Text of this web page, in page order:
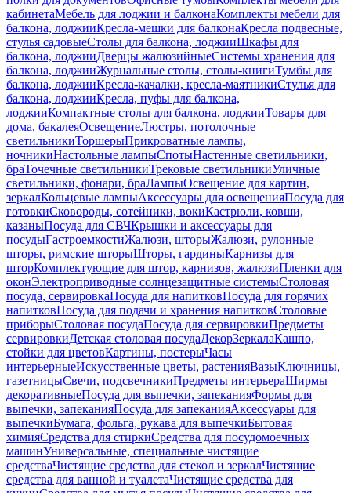
кабинетаМебель для лоджии и балконаКомплекты мебели для
балкона, лоджииКресла-мешки для балконаКресла подвесные,
стулья садовыеСтолы для балкона, лоджииШкафы для
балкона, лоджииДверцы жалюзийныеСистемы хранения для
балкона, лоджииЖурнальные столы, столы-книгиТумбы для
балкона, лоджииКресла-качалки, кресла-маятникиСтулья для
балкона, лоджииКресла, пуфы для балкона,
лоджииКомпактные столы для балкона, лоджииТовары для
дома, бакалеяОсвещениеЛюстры, потолочные
светильникиТоршерыПрикроватные лампы,
ночникиНастольные лампыСпотыНастенные светильники,
браТочечные светильникиТрековые светильникиУличные
светильники, фонари, браЛампыОсвещение для картин,
зеркалКольцевые лампыАксессуары для освещенияПосуда для
готовкиСковороды, сотейники, вокиКастрюли, ковши,
казаныПосуда для СВЧКрышки и аксессуары для
посудыГастроемкостиЖалюзи, шторыЖалюзи, рулонные
шторы, римские шторыШторы, гардиныКарнизы для
шторКомплектующие для штор, карнизов, жалюзиПленки для
оконЭлектроприводные солнцезащитные системыСтоловая
посуда, сервировкаПосуда для напитковПосуда для горячих
напитковПосуда для подачи и хранения напитковСтоловые
приборыСтоловая посудаПосуда для сервировкиПредметы
сервировкиДетская столовая посудаДекорЗеркалаКашпо,
стойки для цветовКартины, постерыЧасы
интерьерныеИскусственные цветы, растенияВазыКлючницы,
газетницыСвечи, подсвечникиПредметы интерьераШирмы
декоративныеПосуда для выпечки, запеканияФормы для
выпечки, запеканияПосуда для запеканияАксессуары для
выпечкиБумага, фольга, рукава для выпечкиБытовая
химияСредства для стиркиСредства для посудомоечных
машинУниверсальные, специальные чистящие
средстваЧистящие средства для стекол и зеркалЧистящие
средства для ванной и туалетаЧистящие средства для